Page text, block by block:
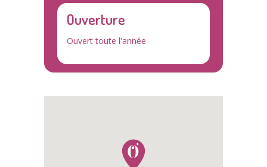
Ouverture
Ouvert toute l'année